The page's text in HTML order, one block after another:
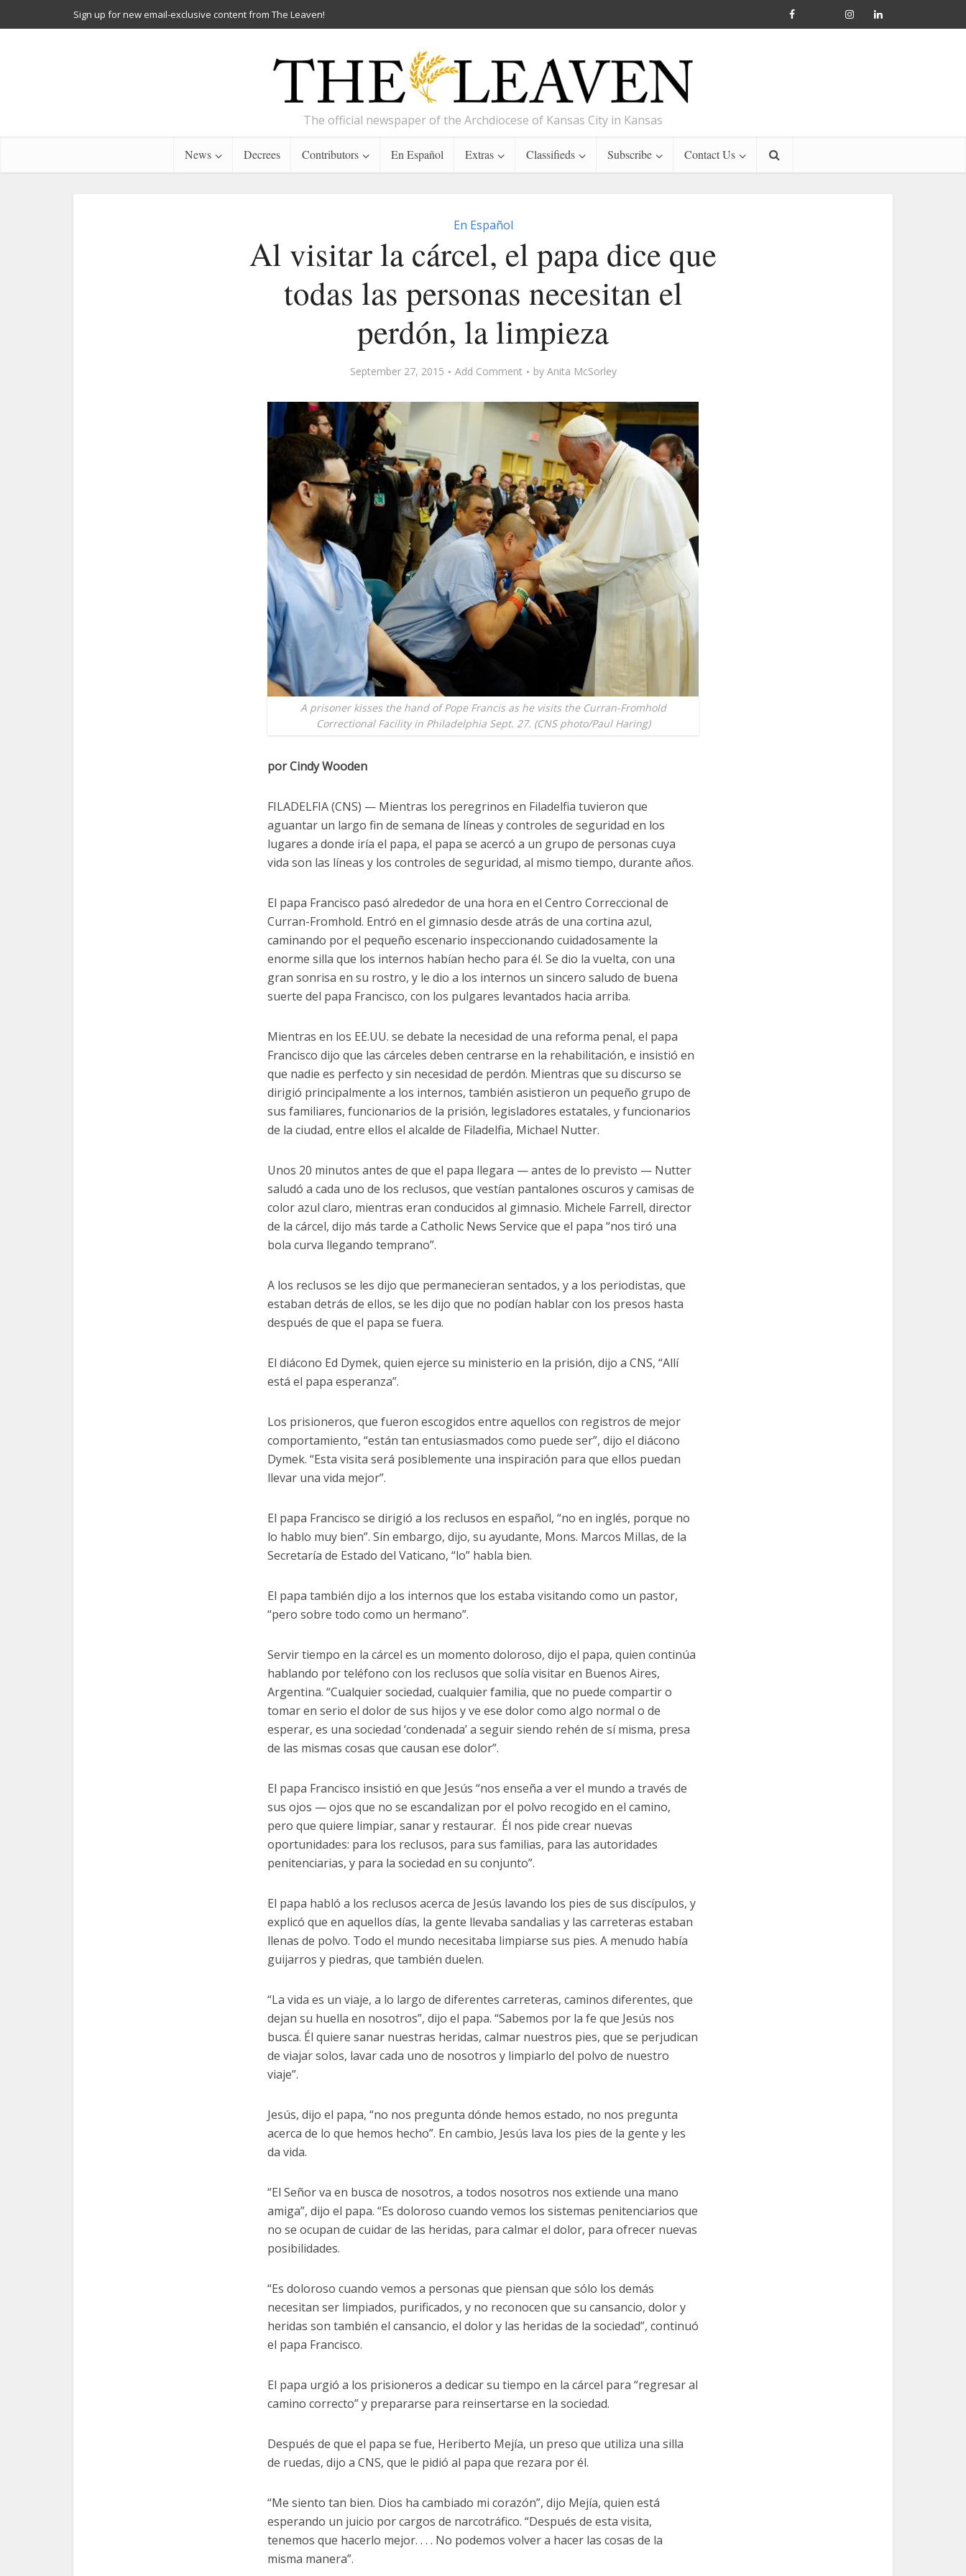
Sign up for new email-exclusive content from The Leaven!
The official newspaper of the Archdiocese of Kansas City in Kansas
News Decrees Contributors En Español Extras Classifieds Subscribe Contact Us
En Español
Al visitar la cárcel, el papa dice que
todas las personas necesitan el
perdón, la limpieza
September 27, 2015 Add Comment by Anita McSorley
A prisoner kisses the hand of Pope Francis as he visits the Curran-Fromhold
Correctional Facility in Philadelphia Sept. 27. (CNS photo/Paul Haring)
por Cindy Wooden
FILADELFIA (CNS) — Mientras los peregrinos en Filadelfia tuvieron que
aguantar un largo fin de semana de líneas y controles de seguridad en los
lugares a donde iría el papa, el papa se acercó a un grupo de personas cuya
vida son las líneas y los controles de seguridad, al mismo tiempo, durante años.
El papa Francisco pasó alrededor de una hora en el Centro Correccional de
Curran-Fromhold. Entró en el gimnasio desde atrás de una cortina azul,
caminando por el pequeño escenario inspeccionando cuidadosamente la
enorme silla que los internos habían hecho para él. Se dio la vuelta, con una
gran sonrisa en su rostro, y le dio a los internos un sincero saludo de buena
suerte del papa Francisco, con los pulgares levantados hacia arriba.
Mientras en los EE.UU. se debate la necesidad de una reforma penal, el papa
Francisco dijo que las cárceles deben centrarse en la rehabilitación, e insistió en
que nadie es perfecto y sin necesidad de perdón. Mientras que su discurso se
dirigió principalmente a los internos, también asistieron un pequeño grupo de
sus familiares, funcionarios de la prisión, legisladores estatales, y funcionarios
de la ciudad, entre ellos el alcalde de Filadelfia, Michael Nutter.
Unos 20 minutos antes de que el papa llegara — antes de lo previsto — Nutter
saludó a cada uno de los reclusos, que vestían pantalones oscuros y camisas de
color azul claro, mientras eran conducidos al gimnasio. Michele Farrell, director
de la cárcel, dijo más tarde a Catholic News Service que el papa “nos tiró una
bola curva llegando temprano”.
A los reclusos se les dijo que permanecieran sentados, y a los periodistas, que
estaban detrás de ellos, se les dijo que no podían hablar con los presos hasta
después de que el papa se fuera.
El diácono Ed Dymek, quien ejerce su ministerio en la prisión, dijo a CNS, “Allí
está el papa esperanza”.
Los prisioneros, que fueron escogidos entre aquellos con registros de mejor
comportamiento, “están tan entusiasmados como puede ser”, dijo el diácono
Dymek. “Esta visita será posiblemente una inspiración para que ellos puedan
llevar una vida mejor”.
El papa Francisco se dirigió a los reclusos en español, “no en inglés, porque no
lo hablo muy bien”. Sin embargo, dijo, su ayudante, Mons. Marcos Millas, de la
Secretaría de Estado del Vaticano, “lo” habla bien.
El papa también dijo a los internos que los estaba visitando como un pastor,
“pero sobre todo como un hermano”.
Servir tiempo en la cárcel es un momento doloroso, dijo el papa, quien continúa
hablando por teléfono con los reclusos que solía visitar en Buenos Aires,
Argentina. “Cualquier sociedad, cualquier familia, que no puede compartir o
tomar en serio el dolor de sus hijos y ve ese dolor como algo normal o de
esperar, es una sociedad ‘condenada’ a seguir siendo rehén de sí misma, presa
de las mismas cosas que causan ese dolor”.
El papa Francisco insistió en que Jesús “nos enseña a ver el mundo a través de
sus ojos — ojos que no se escandalizan por el polvo recogido en el camino,
pero que quiere limpiar, sanar y restaurar. Él nos pide crear nuevas
oportunidades: para los reclusos, para sus familias, para las autoridades
penitenciarias, y para la sociedad en su conjunto”.
El papa habló a los reclusos acerca de Jesús lavando los pies de sus discípulos, y
explicó que en aquellos días, la gente llevaba sandalias y las carreteras estaban
llenas de polvo. Todo el mundo necesitaba limpiarse sus pies. A menudo había
guijarros y piedras, que también duelen.
“La vida es un viaje, a lo largo de diferentes carreteras, caminos diferentes, que
dejan su huella en nosotros”, dijo el papa. “Sabemos por la fe que Jesús nos
busca. Él quiere sanar nuestras heridas, calmar nuestros pies, que se perjudican
de viajar solos, lavar cada uno de nosotros y limpiarlo del polvo de nuestro
viaje”.
Jesús, dijo el papa, “no nos pregunta dónde hemos estado, no nos pregunta
acerca de lo que hemos hecho”. En cambio, Jesús lava los pies de la gente y les
da vida.
“El Señor va en busca de nosotros, a todos nosotros nos extiende una mano
amiga”, dijo el papa. “Es doloroso cuando vemos los sistemas penitenciarios que
no se ocupan de cuidar de las heridas, para calmar el dolor, para ofrecer nuevas
posibilidades.
“Es doloroso cuando vemos a personas que piensan que sólo los demás
necesitan ser limpiados, purificados, y no reconocen que su cansancio, dolor y
heridas son también el cansancio, el dolor y las heridas de la sociedad”, continuó
el papa Francisco.
El papa urgió a los prisioneros a dedicar su tiempo en la cárcel para “regresar al
camino correcto” y prepararse para reinsertarse en la sociedad.
Después de que el papa se fue, Heriberto Mejía, un preso que utiliza una silla
de ruedas, dijo a CNS, que le pidió al papa que rezara por él.
“Me siento tan bien. Dios ha cambiado mi corazón”, dijo Mejía, quien está
esperando un juicio por cargos de narcotráfico. “Después de esta visita,
tenemos que hacerlo mejor. . . . No podemos volver a hacer las cosas de la
misma manera”.